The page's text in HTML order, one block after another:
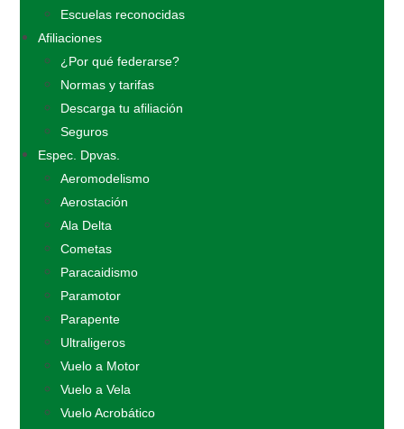
Escuelas reconocidas
Afiliaciones
¿Por qué federarse?
Normas y tarifas
Descarga tu afiliación
Seguros
Espec. Dpvas.
Aeromodelismo
Aerostación
Ala Delta
Cometas
Paracaidismo
Paramotor
Parapente
Ultraligeros
Vuelo a Motor
Vuelo a Vela
Vuelo Acrobático